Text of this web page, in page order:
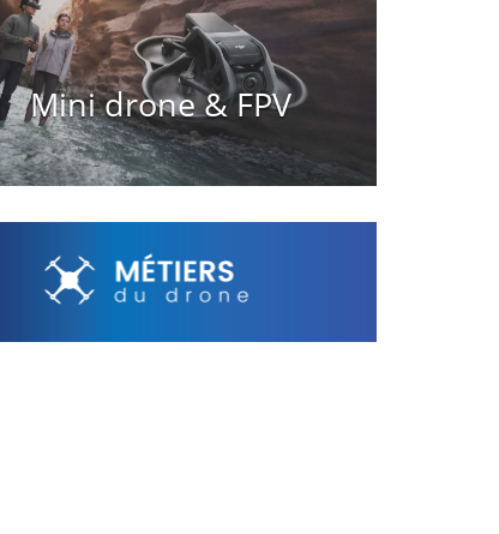
Mini drone & FPV